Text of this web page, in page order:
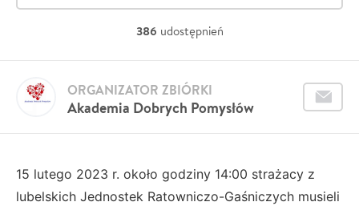
386 udostępnień
Akademia Dobrych Pomysłów
ORGANIZATOR ZBIÓRKI
15 lutego 2023 r. około godziny 14:00 strażacy z
lubelskich Jednostek Ratowniczo-Gaśniczych musieli